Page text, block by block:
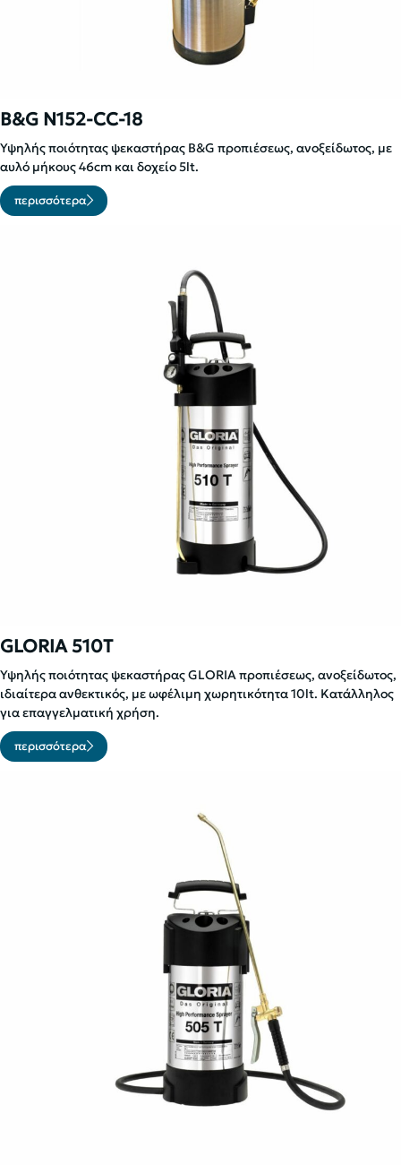
B&G N152-CC-18
Υψηλής ποιότητας ψεκαστήρας B&G προπιέσεως, ανοξείδωτος, με
αυλό μήκους 46cm και δοχείο 5lt.
περισσότερα
GLORIA 510T
Υψηλής ποιότητας ψεκαστήρας GLORIA προπιέσεως, ανοξείδωτος,
ιδιαίτερα ανθεκτικός, με ωφέλιμη χωρητικότητα 10lt. Κατάλληλος
για επαγγελματική χρήση.
περισσότερα